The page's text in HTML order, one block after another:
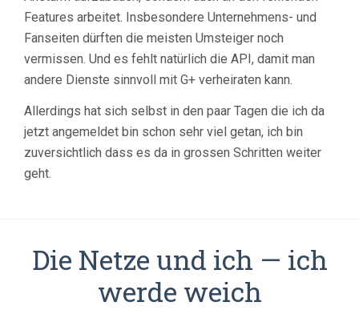
Features arbeitet. Insbesondere Unternehmens- und
Fanseiten dürften die meisten Umsteiger noch
vermissen. Und es fehlt natürlich die API, damit man
andere Dienste sinnvoll mit G+ verheiraten kann.
Allerdings hat sich selbst in den paar Tagen die ich da
jetzt angemeldet bin schon sehr viel getan, ich bin
zuversichtlich dass es da in grossen Schritten weiter
geht.
Die Netze und ich — ich
werde weich